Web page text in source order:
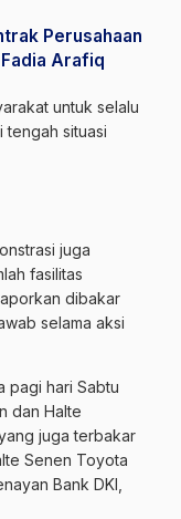
Perusahaan
Arafiq
untuk selalu
tengah situasi
juga
fasilitas
dibakar
selama aksi
pagi hari Sabtu
dan Halte
juga terbakar
Senen Toyota
Bank DKI,